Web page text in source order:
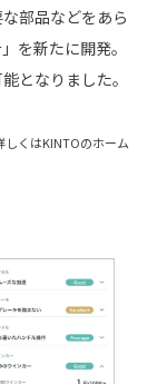
部品などをあら
を新たに開発。
となりました。
くはKINTOのホーム